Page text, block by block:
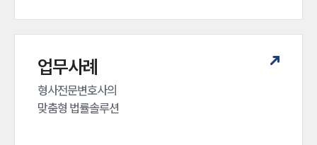
업무사례
형사전문변호사의
맞춤형 법률솔루션